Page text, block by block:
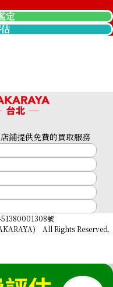
5g
定
鋪提供免費的買取服務
號
All Rights Reserved.